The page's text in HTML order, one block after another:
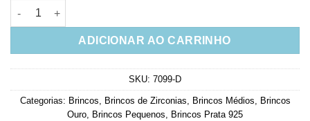
Brinco anzol de corrente com pingente cravejado zirconias
ADICIONAR AO CARRINHO
SKU: 7099-D
Categorias: Brincos, Brincos de Zirconias, Brincos Médios, Brincos
Ouro, Brincos Pequenos, Brincos Prata 925